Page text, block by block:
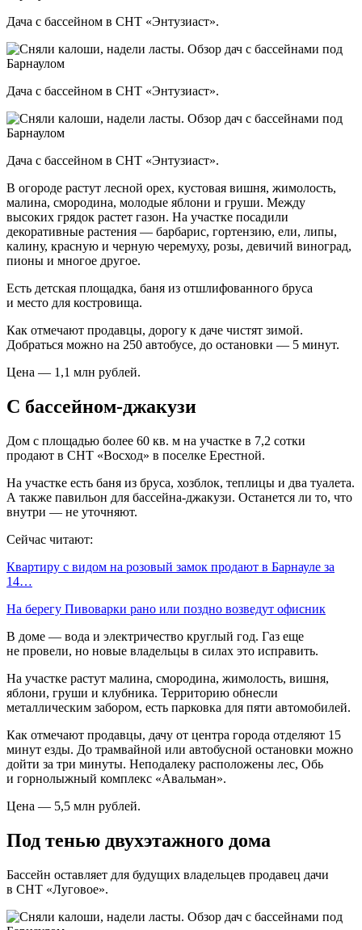
Дача с бассейном в СНТ «Энтузиаст».
Дача с бассейном в СНТ «Энтузиаст».
Дача с бассейном в СНТ «Энтузиаст».
В огороде растут лесной орех, кустовая вишня, жимолость,
малина, смородина, молодые яблони и груши. Между
высоких грядок растет газон. На участке посадили
декоративные растения — барбарис, гортензию, ели, липы,
калину, красную и черную черемуху, розы, девичий виноград,
пионы и многое другое.
Есть детская площадка, баня из отшлифованного бруса
и место для костровища.
Как отмечают продавцы, дорогу к даче чистят зимой.
Добраться можно на 250 автобусе, до остановки — 5 минут.
Цена — 1,1 млн рублей.
С бассейном-джакузи
Дом с площадью более 60 кв. м на участке в 7,2 сотки
продают в СНТ «Восход» в поселке Ерестной.
На участке есть баня из бруса, хозблок, теплицы и два туалета.
А также павильон для бассейна-джакузи. Останется ли то, что
внутри — не уточняют.
Сейчас читают:
Квартиру с видом на розовый замок продают в Барнауле за
14…
На берегу Пивоварки рано или поздно возведут офисник
В доме — вода и электричество круглый год. Газ еще
не провели, но новые владельцы в силах это исправить.
На участке растут малина, смородина, жимолость, вишня,
яблони, груши и клубника. Территорию обнесли
металлическим забором, есть парковка для пяти автомобилей.
Как отмечают продавцы, дачу от центра города отделяют 15
минут езды. До трамвайной или автобусной остановки можно
дойти за три минуты. Неподалеку расположены лес, Обь
и горнолыжный комплекс «Авальман».
Цена — 5,5 млн рублей.
Под тенью двухэтажного дома
Бассейн оставляет для будущих владельцев продавец дачи
в СНТ «Луговое».